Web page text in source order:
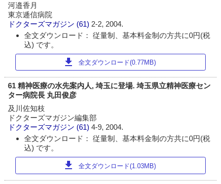
河邉香月
東京逓信病院
ドクターズマガジン (61) 2-2, 2004.
全文ダウンロード： 従量制、基本料金制の方共に0円(税
込) です。
download 全文ダウンロード(0.77MB)
61 精神医療の水先案内人, 埼玉に登場. 埼玉県立精神医療セン
ター病院長 丸田俊彦
及川佐知枝
ドクターズマガジン編集部
ドクターズマガジン (61)4-9, 2004.
全文ダウンロード： 従量制、基本料金制の方共に0円(税
込) です。
download 全文ダウンロード(1.03MB)